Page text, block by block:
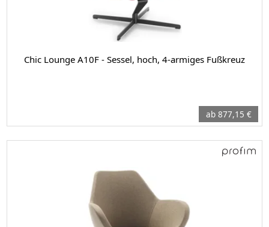
Chic Lounge A10F - Sessel, hoch, 4-armiges Fußkreuz
ab 877,15 €